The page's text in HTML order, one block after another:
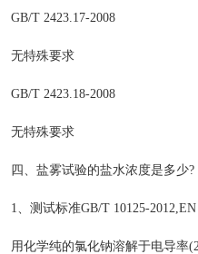
GB/T 2423.17-2008
无特殊要求
GB/T 2423.18-2008
无特殊要求
四、盐雾试验的盐水浓度是多少?
1、测试标准GB/T 10125-
用化学纯的氯化钠溶解于电导率